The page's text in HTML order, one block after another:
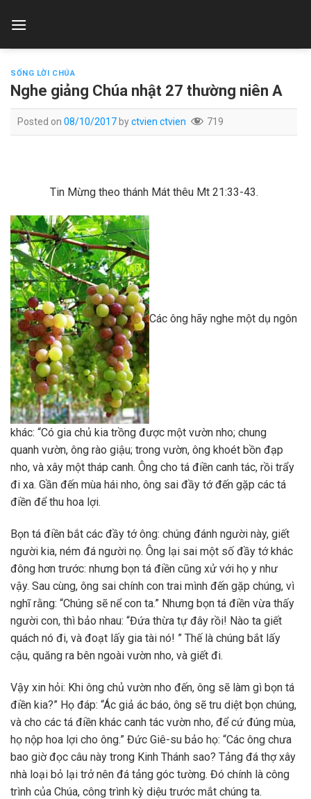
SỐNG LỜI CHÚA
Nghe giảng Chúa nhật 27 thường niên A
Posted on 08/10/2017byctvien ctvien 719
Tin Mừng theo thánh Mát thêu Mt 21:33-43.
Các ông hãy nghe một dụ ngôn
khác: “Có gia chủ kia trồng được một vườn nho; chung
quanh vườn, ông rào giậu; trong vườn, ông khoét bồn đạp
nho, và xây một tháp canh. Ông cho tá điền canh tác, rồi trẩy
đi xa. Gần đến mùa hái nho, ông sai đầy tớ đến gặp các tá
điền để thu hoa lợi.
Bọn tá điền bắt các đầy tớ ông: chúng đánh người này, giết
người kia, ném đá người nọ. Ông lại sai một số đầy tớ khác
đông hơn trước: nhưng bọn tá điền cũng xử với họ y như
vậy. Sau cùng, ông sai chính con trai mình đến gặp chúng, vì
nghĩ rằng: “Chúng sẽ nể con ta.” Nhưng bọn tá điền vừa thấy
người con, thì bảo nhau: “Đứa thừa tự đây rồi! Nào ta giết
quách nó đi, và đoạt lấy gia tài nó! ” Thế là chúng bắt lấy
cậu, quăng ra bên ngoài vườn nho, và giết đi.
Vậy xin hỏi: Khi ông chủ vườn nho đến, ông sẽ làm gì bọn tá
điền kia?” Họ đáp: “Ác giả ác báo, ông sẽ tru diệt bọn chúng,
và cho các tá điền khác canh tác vườn nho, để cứ đúng mùa,
họ nộp hoa lợi cho ông.” Đức Giê-su bảo họ: “Các ông chưa
bao giờ đọc câu này trong Kinh Thánh sao? Tảng đá thợ xây
nhà loại bỏ lại trở nên đá tảng góc tường. Đó chính là công
trình của Chúa, công trình kỳ diệu trước mắt chúng ta.